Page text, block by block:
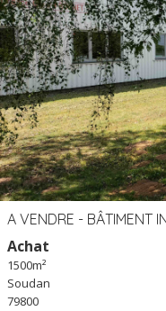
Achat
1500m²
Soudan
79800